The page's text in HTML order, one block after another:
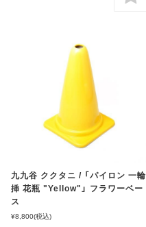
九九谷 ククタニ / 「パイロン 一輪
挿 花瓶 "Yellow"」 フラワーベー
ス
¥8,800(税込)